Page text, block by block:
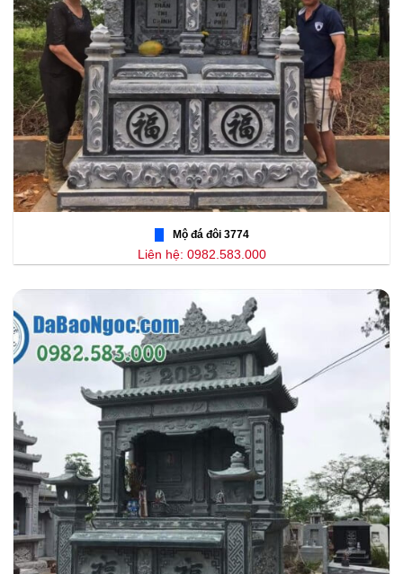
Mộ đá đôi 3774
Liên hệ: 0982.583.000